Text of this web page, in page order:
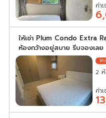
ค่า
ให้เช่า Plum Condo Extra
ห้องกว้างอยู่สบาย รีบจองเลย
2
ค่า